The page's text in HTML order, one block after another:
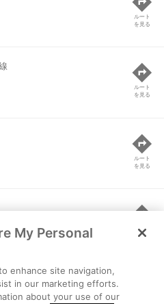
ルート
を見る
ルート
を見る
ルート
を見る
ルート
を見る
My Personal
enhance site navigation,
in our marketing efforts.
about your use of our